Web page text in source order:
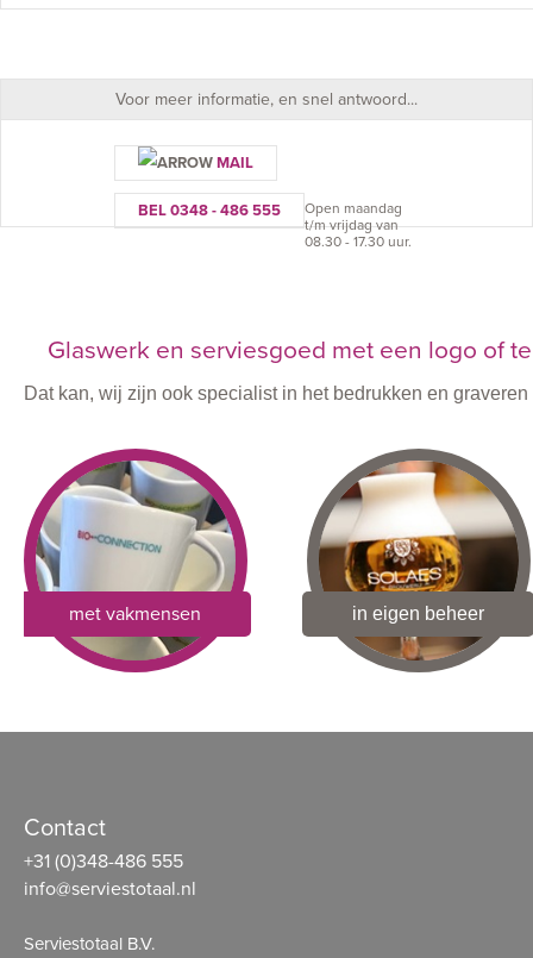
Voor meer informatie, en snel antwoord...
MAIL
BEL 0348 - 486 555
Open maandag
t/m vrijdag van
08.30 - 17.30 uur.
Glaswerk en serviesgoed met een logo of
Dat kan, wij zijn ook specialist in het bedrukken en
met vakmensen in eigen beheer
Contact
+31 (0)348-486 555
info@serviestotaal.nl
Serviestotaal B.V.